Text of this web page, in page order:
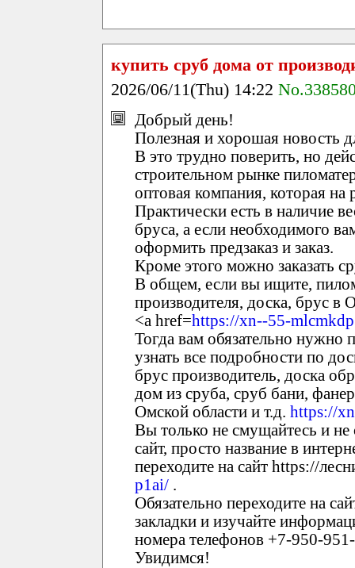
купить сруб дома от
2026/06/11(Thu) 14:22
Добрый день!
Полезная и хорошая новость
В это трудно поверить, но
строительном рынке
оптовая компания, которая на
Практически есть в наличие
бруса, а если необходимого
оформить предзаказ и заказ.
Кроме этого можно заказать
В общем, если вы ищите,
производителя, доска, брус в
<a href=https://xn--55-
Тогда вам обязательно нужно
узнать все подробности по
брус производитель, доска
дом из сруба, сруб бани,
Омской области и т.д. https://
Вы только не смущайтесь и не
сайт, просто название в
переходите на сайт https://
p1ai/ .
Обязательно переходите на
закладки и изучайте
номера телефонов +7-950-
Увидимся!